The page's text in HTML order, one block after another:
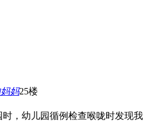
妈25楼
，幼儿园循例检查喉咙时发现我